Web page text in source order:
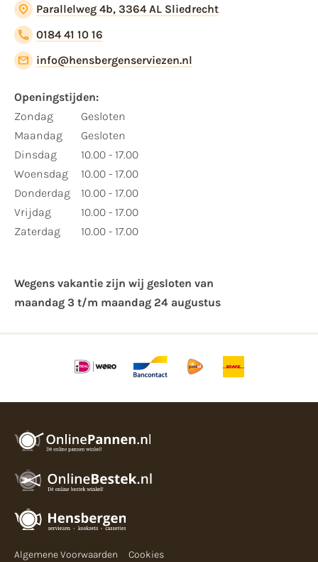
Parallelweg 4b, 3364 AL Sliedrecht
0184 41 10 16
info@hensbergenserviezen.nl
Openingstijden:
Zondag
Maandag
Dinsdag
Woensdag
Donderdag
Vrijdag
Zaterdag
Gesloten
Gesloten
10.00 - 17.00
10.00 - 17.00
10.00 - 17.00
10.00 - 17.00
10.00 - 17.00
Wegens vakantie zijn wij gesloten van ​
maandag 3 t/m maandag 24 augustus
Algemene Voorwaarden Cookies